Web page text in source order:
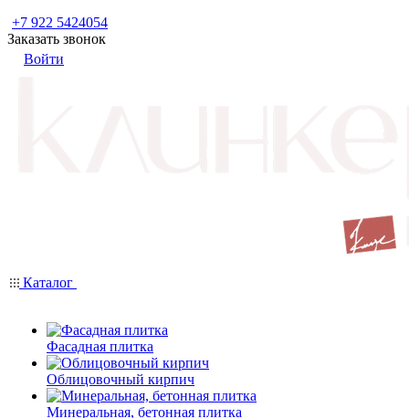
+7 922 5424054
Заказать звонок
Войти
Каталог
Фасадная плитка
Облицовочный кирпич
Минеральная, бетонная плитка